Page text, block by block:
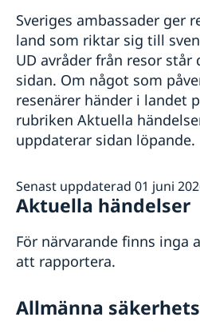
Akut hjälp
Aktuella händelser
Allmänna säkerhetsläget
Terrorism
Naturförhållanden och
In- och utresebestämmelser
Hälso- och sjukvård
Lokala lagar och sedvänjor
Kriminalitet och personlig
Försäkringsskydd
Resa med dubbelt
Service för svenska företag
Sveriges ambassader ger
land som riktar sig till
UD avråder från resor står
sidan. Om något som
resenärer händer i landet
rubriken Aktuella
uppdaterar sidan löpande.
Senast uppdaterad 01 juni
Aktuella händelser
För närvarande finns inga
att rapportera.
Allmänna